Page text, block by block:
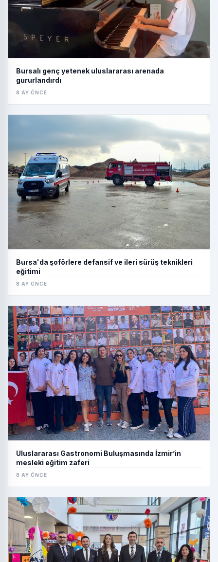
Bursalı genç yetenek uluslararası arenada
gururlandırdı
8 AY ÖNCE
Bursa'da şoförlere defansif ve ileri sürüş teknikleri
eğitimi
8 AY ÖNCE
Uluslararası Gastronomi Buluşmasında İzmir’in
mesleki eğitim zaferi
8 AY ÖNCE